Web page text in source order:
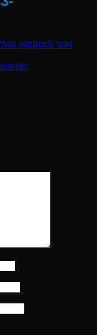
earpods sort
.